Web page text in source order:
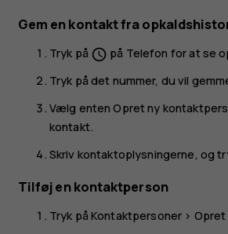
Gem en kontakt fra
Tryk på schedule på Telefon for at se
Tryk på det nummer, du vil
Vælg entenOpret ny
kontakt.
Skriv kontaktoplysningerne, og
Tilføj en kontaktperson
Tryk påKontaktpersoner >